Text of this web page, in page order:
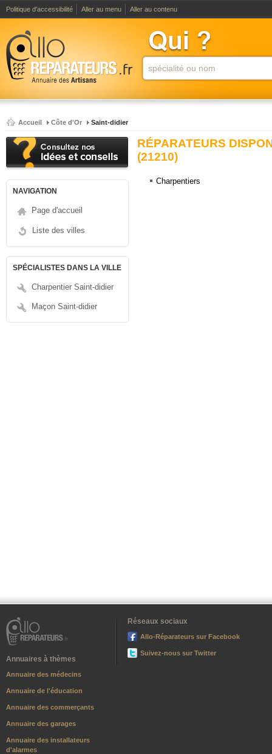
Politique d'accessibilité Aller au menu Aller au contenu
Accueil Côte d'Or Saint-didier
NAVIGATION
Page d'accueil
Liste des villes
SPÉCIALISTES DANS LA VILLE
Charpentier Saint-didier
Maçon Saint-didier
RÉPARATEURS
(21210)
Charpentiers
Annuaires à thèmes
Annuaire des médecins
Annuaire de l'éducation
Annuaire des commerçants
Annuaire des garages
Annuaire des installateurs
d'alarmes
Réseaux sociaux
Allo-Réparateurs sur Facebook
Suivez-nous sur Twitter